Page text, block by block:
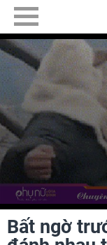
Bất ngờ